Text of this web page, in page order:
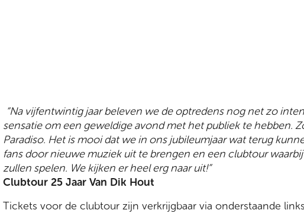
“Na vijfentwintig jaar beleven we de optredens nog net zo
sensatie om een geweldige avond met het publiek te hebben.
Paradiso. Het is mooi dat we in ons jubileumjaar wat terug
fans door nieuwe muziek uit te brengen en een clubtour
zullen spelen. We kijken er heel erg naar uit!”
Clubtour 25 Jaar Van Dik Hout
Tickets voor de clubtour zijn verkrijgbaar via onderstaande links